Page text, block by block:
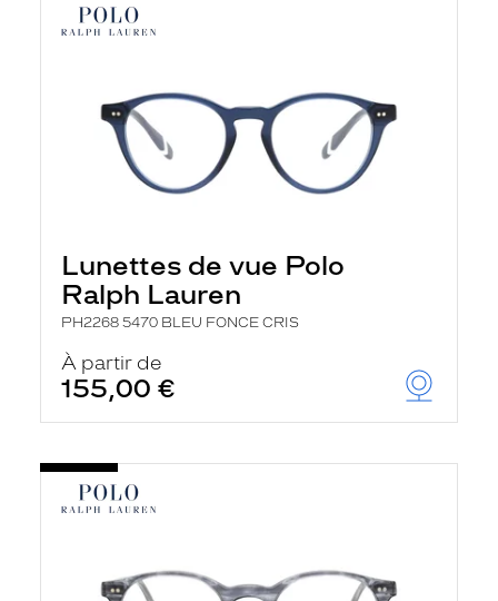
Lunettes de vue Polo
Ralph Lauren
PH2268 5470 BLEU FONCE CRIS
À partir de
155,00 €